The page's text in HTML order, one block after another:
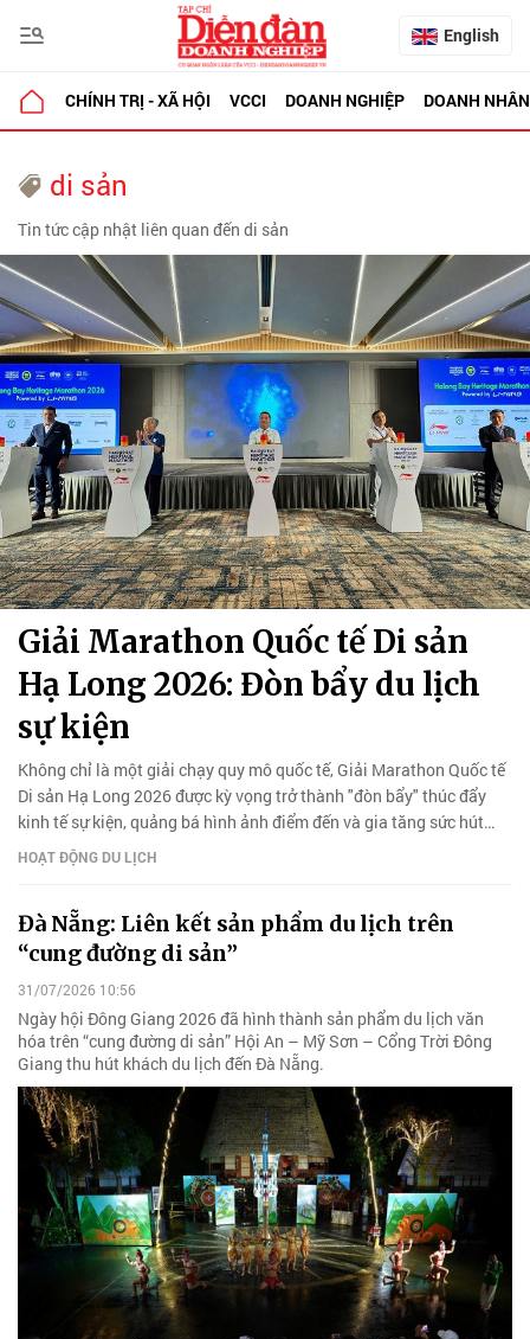
English
CHÍNH TRỊ - XÃ HỘI VCCI DOANH NGHIỆP DOANH NHÂN
di sản
Tin tức cập nhật liên quan đến di sản
Giải Marathon Quốc tế Di sản
Hạ Long 2026: Đòn bẩy du lịch
sự kiện
Không chỉ là một giải chạy quy mô quốc tế, Giải Marathon Quốc tế
Di sản Hạ Long 2026 được kỳ vọng trở thành "đòn bẩy" thúc đẩy
kinh tế sự kiện, quảng bá hình ảnh điểm đến và gia tăng sức hút
cho du lịch Quảng Ninh.
HOẠT ĐỘNG DU LỊCH
Đà Nẵng: Liên kết sản phẩm du lịch trên
“cung đường di sản”
31/07/2026 10:56
Ngày hội Đông Giang 2026 đã hình thành sản phẩm du lịch văn
hóa trên “cung đường di sản” Hội An – Mỹ Sơn – Cổng Trời Đông
Giang thu hút khách du lịch đến Đà Nẵng.